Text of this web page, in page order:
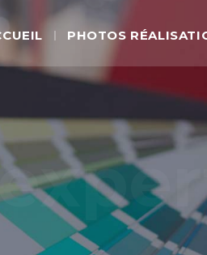
PHOTOS
au service de